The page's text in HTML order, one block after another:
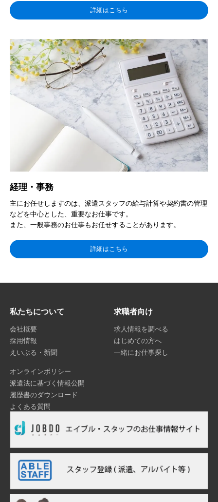
詳細はこちら
経理・事務
主にお任せしますのは、派遣スタッフの給与計算や契約書の管理
などを中心とした、重要なお仕事です。
また、一般事務のお仕事もお任せすることがあります。
詳細はこちら
私たちについて
会社概要
採用情報
えいぶる・新聞
求職者向け
求人情報を調べる
はじめての方へ
一緒にお仕事探し
オンラインポリシー
派遣法に基づく情報公開
履歴書のダウンロード
よくある質問